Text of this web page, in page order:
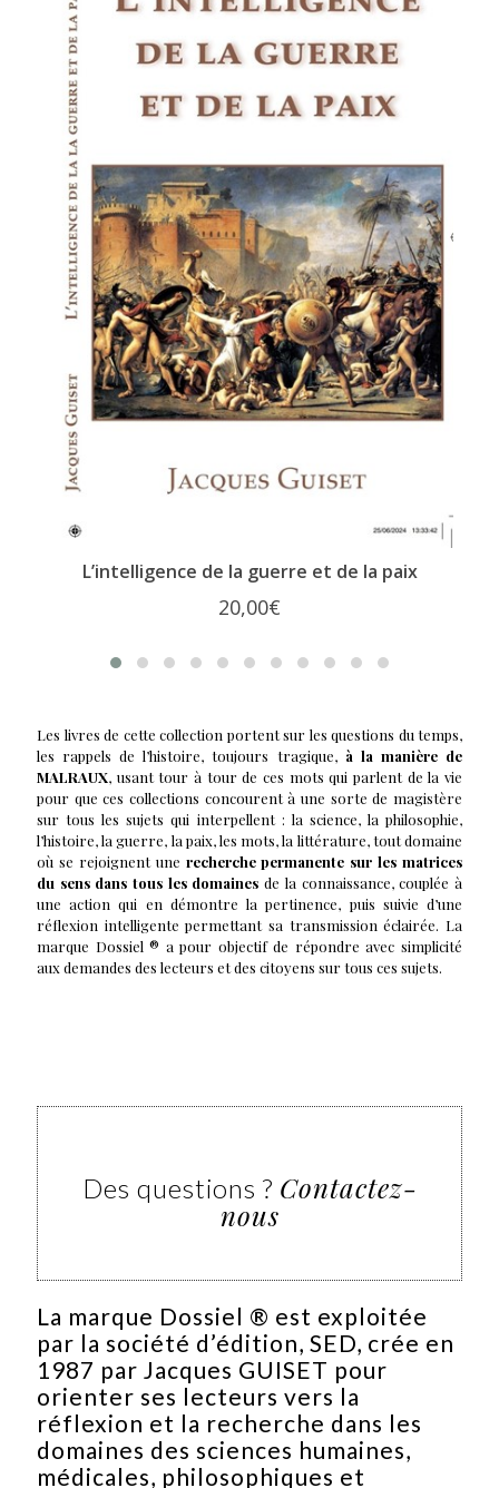
L’intelligence de la guerre et de la paix
20,00€
Les livres de cette collection portent sur les questions du temps,
les rappels de l’histoire, toujours tragique, à la manière de
MALRAUX, usant tour à tour de ces mots qui parlent de la vie
pour que ces collections concourent à une sorte de magistère
sur tous les sujets qui interpellent : la science, la philosophie,
l’histoire, la guerre, la paix, les mots, la littérature, tout domaine
où se rejoignent une recherche permanente sur les matrices
du sens dans tous les domaines de la connaissance, couplée à
une action qui en démontre la pertinence, puis suivie d’une
réflexion intelligente permettant sa transmission éclairée. La
marque Dossiel ® a pour objectif de répondre avec simplicité
aux demandes des lecteurs et des citoyens sur tous ces sujets.
Des questions ? Contactez-
nous
La marque Dossiel ® est exploitée
par la société d’édition, SED, crée en
1987 par Jacques GUISET pour
orienter ses lecteurs vers la
réflexion et la recherche dans les
domaines des sciences humaines,
médicales, philosophiques et